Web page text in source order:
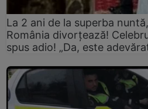
La 2 ani de la superba
România divorțează!
spus adio! „Da, este